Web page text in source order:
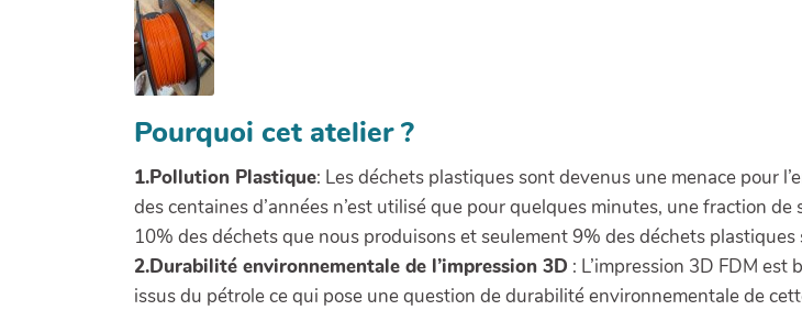
Pourquoi cet atelier ?
1.Pollution Plastique: Les déchets plastiques sont devenus une menace pour
des centaines d’années n’est utilisé que pour quelques minutes, une fraction
10% des déchets que nous produisons et seulement 9% des déchets plastiques
2.Durabilité environnementale de l’impression 3D : L’impression 3D FDM
issus du pétrole ce qui pose une question de durabilité environnementale de